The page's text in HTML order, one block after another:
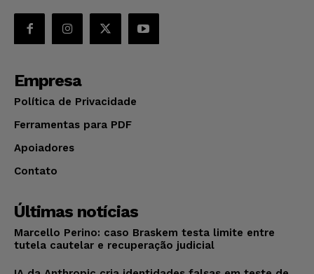
Empresa
Política de Privacidade
Ferramentas para PDF
Apoiadores
Contato
Últimas notícias
Marcello Perino: caso Braskem testa limite entre
tutela cautelar e recuperação judicial